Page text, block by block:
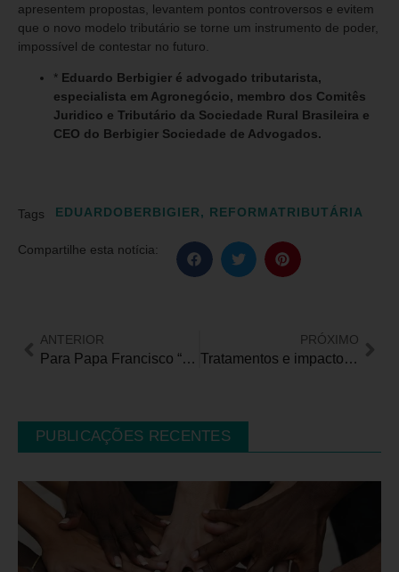
apresentem propostas, levantem pontos controversos e evitem
que o novo modelo tributário se torne um instrumento de poder,
impossível de contestar no futuro.
* Eduardo Berbigier é advogado tributarista,
especialista em Agronegócio, membro dos Comitês
Juridico e Tributário da Sociedade Rural Brasileira e
CEO do Berbigier Sociedade de Advogados.
Tags EDUARDOBERBIGIER, REFORMATRIBUTÁRIA
Compartilhe esta notícia:
ANTERIOR
Para Papa Francisco “excluir pessoas com deficiência do mercado de trabalho é uma grave discriminação”
PRÓXIMO
Tratamentos e impactos do TEA no sistema de saúde foram temas de debate em evento da Abramge-PR/SC
PUBLICAÇÕES RECENTES